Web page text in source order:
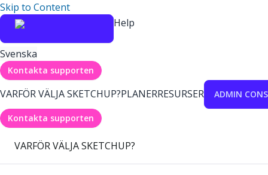
Skip to Content
Help
Svenska
Kontakta supporten
VARFÖR VÄLJA SKETCHUP?PLANERRESURSER ADMIN
Kontakta supporten
VARFÖR VÄLJA SKETCHUP?